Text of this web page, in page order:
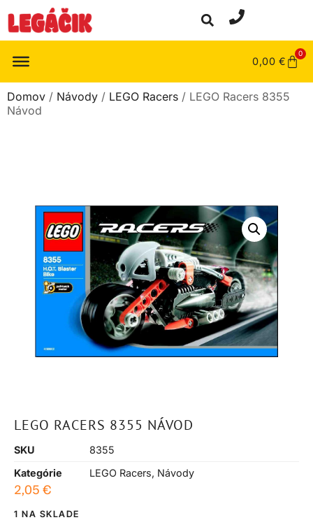
0,00 €
0
Domov / Návody / LEGO Racers / LEGO Racers 8355
Návod
LEGO RACERS 8355 NÁVOD
SKU
8355
Kategórie
LEGO Racers, Návody
2,05 €
1 NA SKLADE